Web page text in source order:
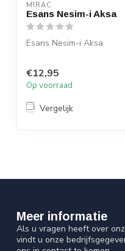
MIRAC
Esans Nesim-i Aksa
Esans Nesim-i Aksa
€12,95
Op voorraad
Vergelijk
Meer informatie
Als u vragen heeft over
vindt u onze